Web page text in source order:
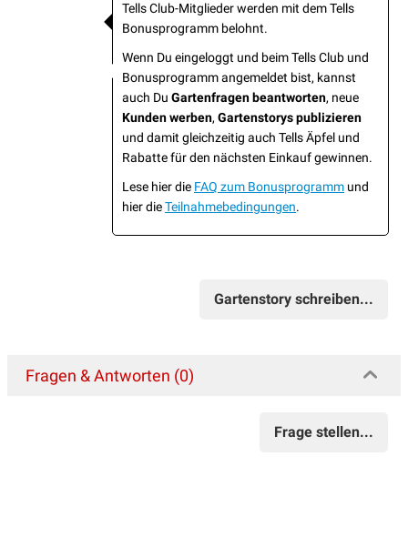
Tells Club-Mitglieder werden mit dem Tells
Bonusprogramm belohnt.
Wenn Du eingeloggt und beim Tells Club und
Bonusprogramm angemeldet bist, kannst
auch Du Gartenfragen beantworten, neue
Kunden werben, Gartenstorys publizieren
und damit gleichzeitig auch Tells Äpfel und
Rabatte für den nächsten Einkauf gewinnen.
Lese hier die FAQ zum Bonusprogramm und
hier dieTeilnahmebedingungen.
Gartenstory schreiben...
Fragen & Antworten (0)
Frage stellen...